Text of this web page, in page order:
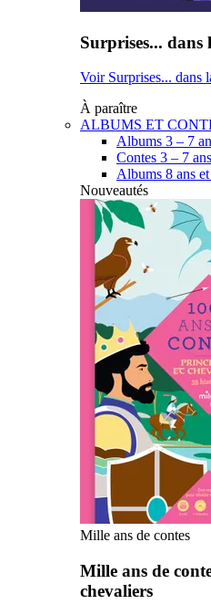
Surprises... dans
Voir Surprises... dans
À paraître
ALBUMS ET
Albums 3 – 7
Contes 3 – 7 ans
Albums 8 ans
Nouveautés
Mille ans de contes
Mille ans de
chevaliers